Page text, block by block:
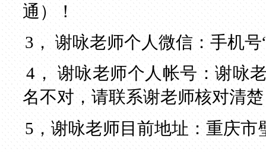
通）！
3， 谢咏老师个人微信：手机号
4， 谢咏老师个人帐号：谢咏
名不对，请联系谢老师核对清
5，谢咏老师目前地址：重庆市